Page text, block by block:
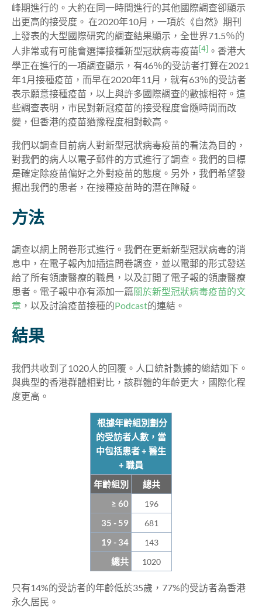
峰期進行的。大約在同一時間進行的其他國際調查卻顯示
出更高的接受度。 在2020年10月，一項於《自然》期刊
上發表的大型國際研究的調查結果顯示，全世界71.5％的
人非常或有可能會選擇接種新型冠狀病毒疫苗[4] 。香港大
學正在進行的一項調查顯示，有46％的受訪者打算在2021
年1月接種疫苗，而早在2020年11月，就有63％的受訪者
表示願意接種疫苗，以上與許多國際調查的數據相符。這
些調查表明，市民對新冠疫苗的接受程度會隨時間而改
變，但香港的疫苗猶豫程度相對較高。
我們以調查目前病人對新型冠狀病毒疫苗的看法為目的，
對我們的病人以電子郵件的方式進行了調查。我們的目標
是確定除疫苗偏好之外對疫苗的態度。另外，我們希望發
掘出我們的患者，在接種疫苗時的潛在障礙。
方法
調查以網上問卷形式進行。我們在更新新型冠狀病毒的消
息中，在電子報內加插這問卷調查，並以電郵的形式發送
給了所有領康醫療的職員，以及訂閲了電子報的領康醫療
患者。電子報中亦有添加一篇關於新型冠狀病毒疫苗的文
章 ，以及討論疫苗接種的Podcast的連結。
結果
我們共收到了1020人的回覆。人口統計數據的總結如下。
與典型的香港群體相對比，該群體的年齡更大，國際化程
度更高。
根據年齡組別劃分
的受訪者人數，當
中包括患者 + 醫生
+ 職員
年齡組別
總共
≥ 60
196
35 - 59 681
19 - 34 143
總共 1020
只有14%的受訪者的年齡低於35歲，77%的受訪者為香港
永久居民。